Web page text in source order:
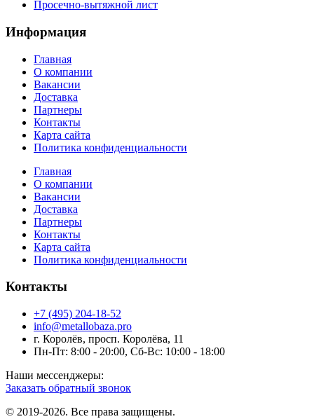
Просечно-вытяжной лист
Информация
Главная
О компании
Вакансии
Доставка
Партнеры
Контакты
Карта сайта
Политика конфиденциальности
Главная
О компании
Вакансии
Доставка
Партнеры
Контакты
Карта сайта
Политика конфиденциальности
Контакты
+7 (495) 204-18-52
info@metallobaza.pro
г. Королёв, просп. Королёва, 11
Пн-Пт: 8:00 - 20:00, Сб-Вс: 10:00 - 18:00
Наши мессенджеры:
Заказать обратный звонок
© 2019-2026. Все права защищены.